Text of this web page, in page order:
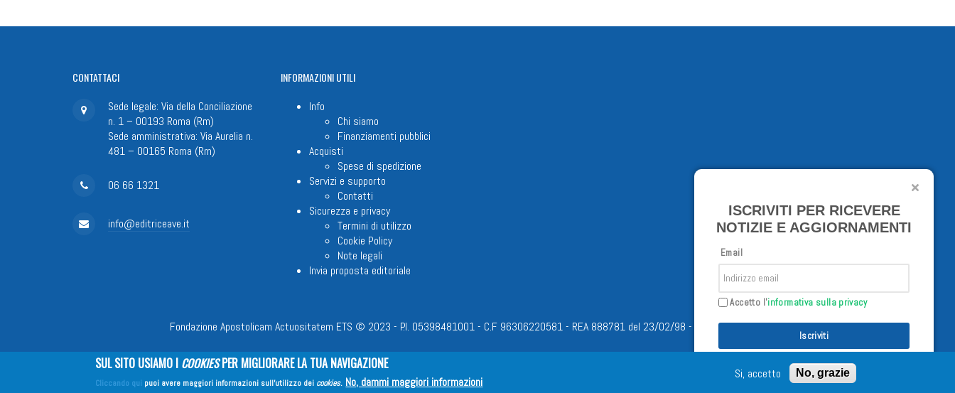
CONTATTACI
Sede legale: Via della Conciliazione
n. 1 – 00193 Roma (Rm)
Sede amministrativa: Via Aurelia n.
481 – 00165 Roma (Rm)
06 66 1321
info@editriceave.it
INFORMAZIONIUTILI
Info
Chi siamo
Finanziamenti pubblici
Acquisti
Spese di spedizione
Servizi e supporto
Contatti
Sicurezza e privacy
Termini di utilizzo
Cookie Policy
Note legali
Invia proposta editoriale
Fondazione Apostolicam Actuositatem ETS © 2023 - P.I. 05398481001 - C.F 96306220581 - REA 888781 del 23/02/98 - Tutti i diritti riservati
ISCRIVITI PER RICEVERE
NOTIZIE E AGGIORNAMENTI
Email
Accetto l'informativa sulla privacy
Iscriviti
SUL SITO USIAMO I COOKIESPER MIGLIORARE LA TUA NAVIGAZIONE
Cliccando qui puoi avere maggiori informazioni sull'utilizzo dei cookies. No, dammi maggiori informazioni
Si, accetto No, grazie